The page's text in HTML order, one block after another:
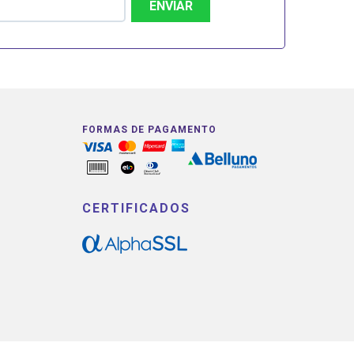
ENVIAR
FORMAS DE PAGAMENTO
CERTIFICADOS